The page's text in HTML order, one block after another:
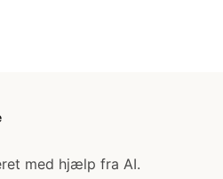
med hjælp fra AI.